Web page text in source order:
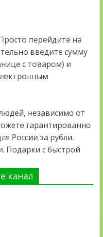
перейдите на
введите сумму
с товаром) и
независимо от
гарантированно
России за рубли.
Подарки с быстрой
канал